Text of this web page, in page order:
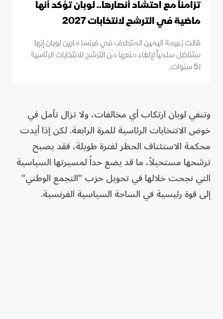
تزامناً مع احتشاد أنصارها.. لوبان تؤكد أنها
ماضية في الترشح لانتخابات 2027
قالت زعيمة اليمين المتطرف في فرنسا مارين لوبان إنها
ستناضل سلمياً لإلغاء منعها من الترشح للانتخابات الرئاسية
لـ5 سنوات.
وتنفي لوبان ارتكاب أي مخالفات، ولا تزال تأمل في
خوض الانتخابات الرئاسية للمرة الرابعة. لكن إذا أيدت
محكمة الاستئناف الحظر لفترة طويلة، فقد يصبح
ترشحها مستحيلاً، ما قد يضع حداً لمسيرتها السياسية
التي نجحت خلالها في تحويل حزب "التجمع الوطني"
إلى قوة رئيسية في الساحة السياسية الفرنسية.